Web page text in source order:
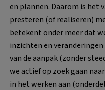
en plannen. Daarom is het
presteren (of realiseren)
betekent onder meer dat
inzichten en
van de aanpak (zonder
we actief op zoek gaan
in het werken aan